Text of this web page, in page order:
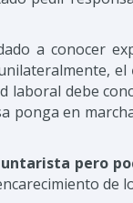
a conocer
el
laboral debe
ponga en
pero
de